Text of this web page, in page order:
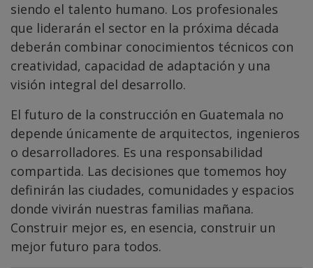
siendo el talento humano. Los profesionales
que liderarán el sector en la próxima década
deberán combinar conocimientos técnicos con
creatividad, capacidad de adaptación y una
visión integral del desarrollo.
El futuro de la construcción en Guatemala no
depende únicamente de arquitectos, ingenieros
o desarrolladores. Es una responsabilidad
compartida. Las decisiones que tomemos hoy
definirán las ciudades, comunidades y espacios
donde vivirán nuestras familias mañana.
Construir mejor es, en esencia, construir un
mejor futuro para todos.